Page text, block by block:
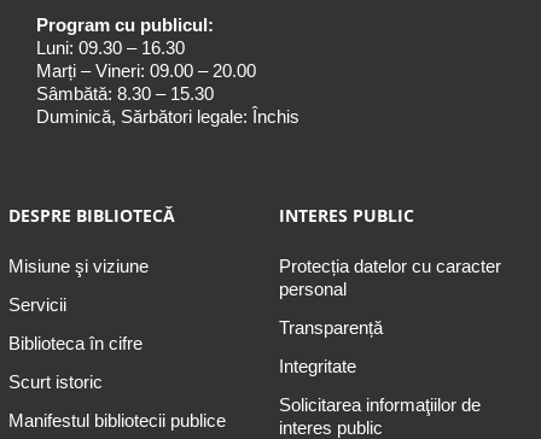
Program cu publicul:
Luni: 09.30 – 16.30
Marți – Vineri: 09.00 – 20.00
Sâmbătă: 8.30 – 15.30
Duminică, Sărbători legale: Închis
DESPRE BIBLIOTECĂ
Misiune şi viziune
Servicii
Biblioteca în cifre
Scurt istoric
Manifestul bibliotecii publice
INTERES PUBLIC
Protecția datelor cu caracter
personal
Transparență
Integritate
Solicitarea informaţiilor de
interes public